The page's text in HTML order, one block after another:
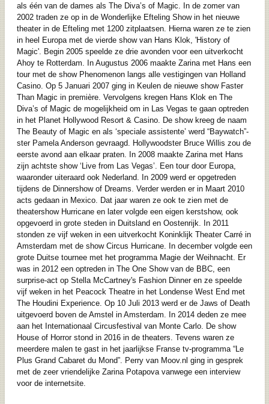
als één van de dames als The Diva’s of Magic. In de zomer van
2002 traden ze op in de Wonderlijke Efteling Show in het nieuwe
theater in de Efteling met 1200 zitplaatsen. Hierna waren ze te zien
in heel Europa met de vierde show van Hans Klok, 'History of
Magic'. Begin 2005 speelde ze drie avonden voor een uitverkocht
Ahoy te Rotterdam. In Augustus 2006 maakte Zarina met Hans een
tour met de show Phenomenon langs alle vestigingen van Holland
Casino. Op 5 Januari 2007 ging in Keulen de nieuwe show Faster
Than Magic in première. Vervolgens kregen Hans Klok en The
Diva’s of Magic de mogelijkheid om in Las Vegas te gaan optreden
in het Planet Hollywood Resort & Casino. De show kreeg de naam
The Beauty of Magic en als ‘speciale assistente’ werd “Baywatch”-
ster Pamela Anderson gevraagd. Hollywoodster Bruce Willis zou de
eerste avond aan elkaar praten. In 2008 maakte Zarina met Hans
zijn achtste show ‘Live from Las Vegas’. Een tour door Europa,
waaronder uiteraard ook Nederland. In 2009 werd er opgetreden
tijdens de Dinnershow of Dreams. Verder werden er in Maart 2010
acts gedaan in Mexico. Dat jaar waren ze ook te zien met de
theatershow Hurricane en later volgde een eigen kerstshow, ook
opgevoerd in grote steden in Duitsland en Oostenrijk. In 2011
stonden ze vijf weken in een uitverkocht Koninklijk Theater Carré in
Amsterdam met de show Circus Hurricane. In december volgde een
grote Duitse tournee met het programma Magie der Weihnacht. Er
was in 2012 een optreden in The One Show van de BBC, een
surprise-act op Stella McCartney's Fashion Dinner en ze speelde
vijf weken in het Peacock Theatre in het Londense West End met
The Houdini Experience. Op 10 Juli 2013 werd er de Jaws of Death
uitgevoerd boven de Amstel in Amsterdam. In 2014 deden ze mee
aan het Internationaal Circusfestival van Monte Carlo. De show
House of Horror stond in 2016 in de theaters. Tevens waren ze
meerdere malen te gast in het jaarlijkse Franse tv-programma “Le
Plus Grand Cabaret du Mond”. Perry van Moov.nl ging in gesprek
met de zeer vriendelijke Zarina Potapova vanwege een interview
voor de internetsite.